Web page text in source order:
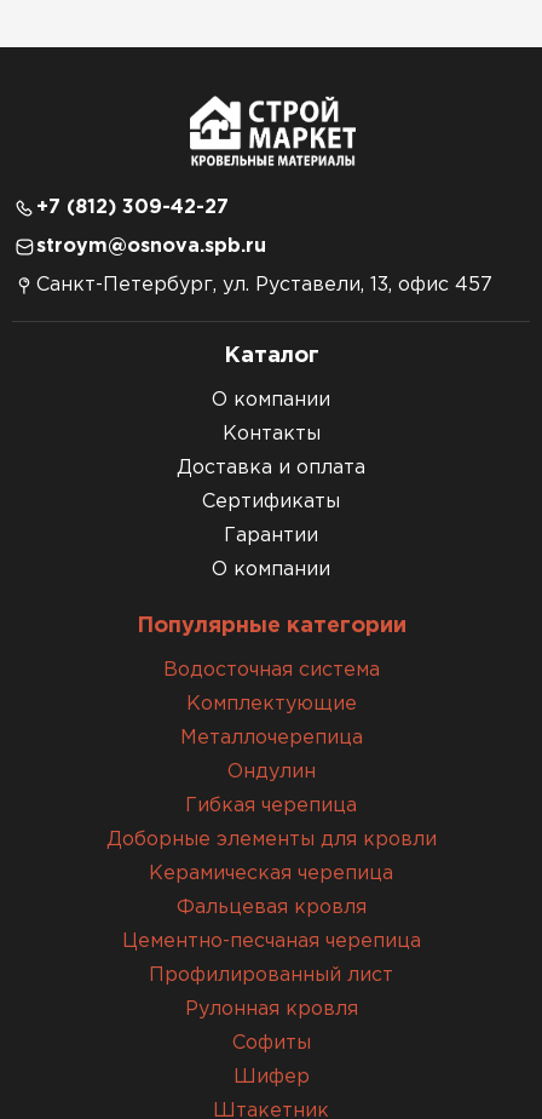
+7 (812) 309-42-27
stroym@osnova.spb.ru
Санкт-Петербург, ул. Руставели, 13, офис 457
Каталог
О компании
Контакты
Доставка и оплата
Сертификаты
Гарантии
О компании
Популярные категории
Водосточная система
Комплектующие
Металлочерепица
Ондулин
Гибкая черепица
Доборные элементы для кровли
Керамическая черепица
Фальцевая кровля
Цементно-песчаная черепица
Профилированный лист
Рулонная кровля
Софиты
Шифер
Штакетник